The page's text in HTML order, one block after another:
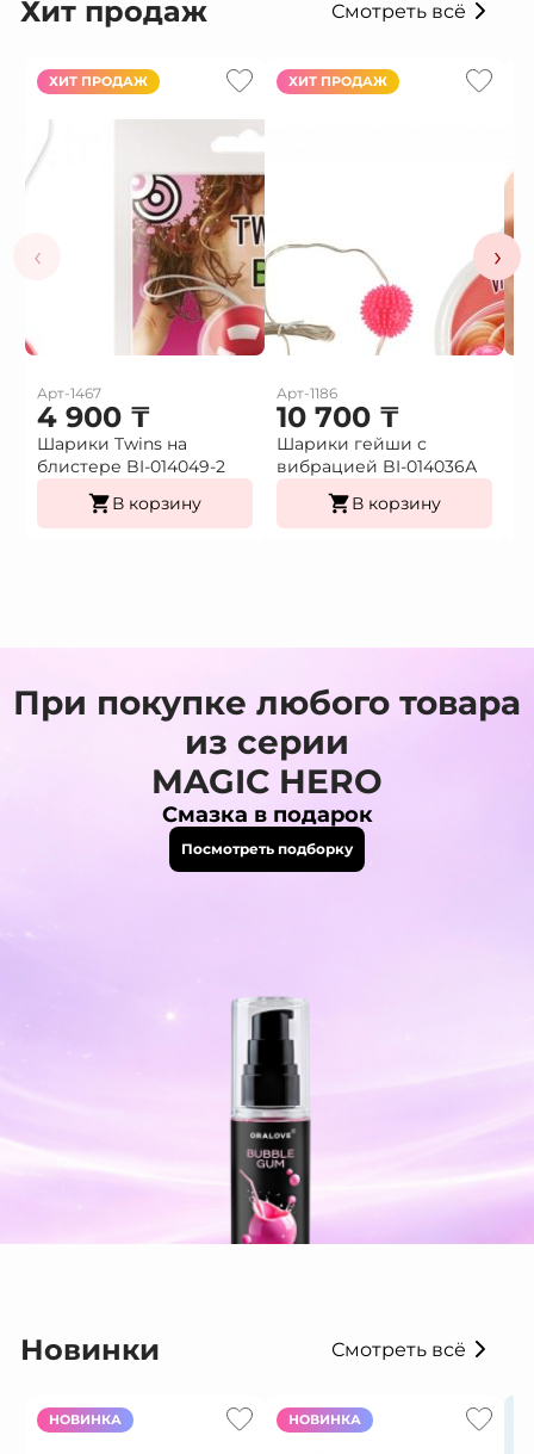
Хит продаж Смотреть всё
‹
ХИТ ПРОДАЖ
Арт-1467
4 900 ₸
Шарики Twins на
блистере BI-014049-2
В корзину
ХИТ ПРОДАЖ
Арт-1186
10 700 ₸
Шарики гейши с
вибрацией BI-014036А
В корзину
›
При покупке любого товара
из серии
MAGIC HERO
Смазка в подарок
Посмотреть подборку
Новинки Смотреть всё
НОВИНКА НОВИНКА